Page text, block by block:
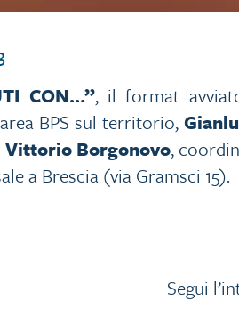
CON…”, il format
BPS sul territorio,
Vittorio Borgonovo,
a Brescia (via Gramsci 15).
Segui